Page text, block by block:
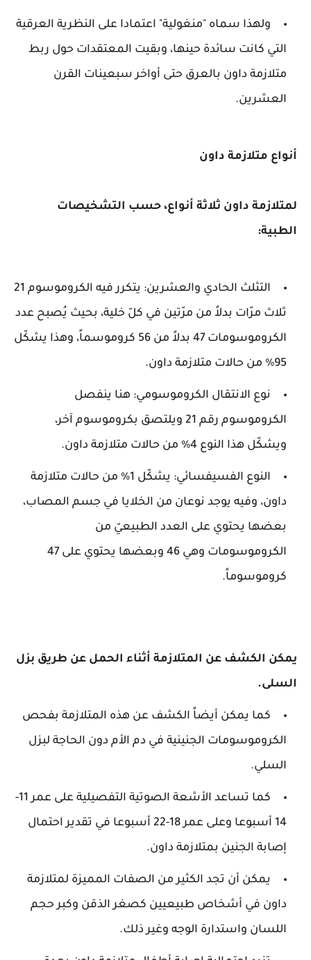
ولهذا سماه "منغولية" اعتمادا على النظرية العرقية
التي كانت سائدة حينها، وبقيت المعتقدات حول ربط
متلازمة داون بالعرق حتى أواخر سبعينات القرن
العشرين.
أنواع متلازمة داون
لمتلازمة داون ثلاثة أنواع، حسب التشخيصات
الطبية:
التثلث الحادي والعشرين: يتكرر فيه الكروموسوم 21
ثلاث مرّات بدلاً من مرّتين في كلّ خلية، بحيث يُصبح عدد
الكروموسومات 47 بدلاً من 56 كروموسماً، وهذا يشكّل
95% من حالات متلازمة داون.
نوع الانتقال الكروموسومي: هنا ينفصل
الكروموسوم رقم 21 ويلتصق بكروموسوم آخر،
ويشكّل هذا النوع 4% من حالات متلازمة داون.
النوع الفسيفسائي: يشكّل 1% من حالات متلازمة
داون، وفيه يوجد نوعان من الخلايا في جسم المصاب،
بعضها يحتوي على العدد الطبيعيّ من
الكروموسومات وهي 46 وبعضها يحتوي على 47
كروموسوماً.
يمكن الكشف عن المتلازمة أثناء الحمل عن طريق بزل
السلى.
كما يمكن أيضاً الكشف عن هذه المتلازمة بفحص
الكروموسومات الجنينية في دم الأم دون الحاجة لبزل
السلي.
كما تساعد الأشعة الصوتية التفصيلية على عمر 11-
14 أسبوعا وعلى عمر 18-22 أسبوعا في تقدير احتمال
إصابة الجنين بمتلازمة داون.
يمكن أن تجد الكثير من الصفات المميزة لمتلازمة
داون في أشخاص طبيعيين كصغر الذقن وكبر حجم
اللسان واستدارة الوجه وغير ذلك.